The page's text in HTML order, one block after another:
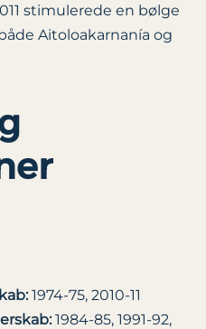
stimulerede en bølge
Aitoloakarnanía og
1974-75, 2010-11
1984-85, 1991-92,